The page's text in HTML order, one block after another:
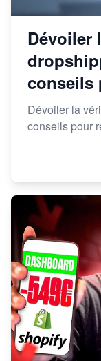
Dévoiler
conseils
Dévoiler la
conseils pour